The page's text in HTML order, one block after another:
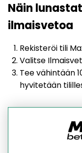
Näin
ilmaisvetoa
Rekisteröi tili
Valitse
Tee vähintään
hyvitetään